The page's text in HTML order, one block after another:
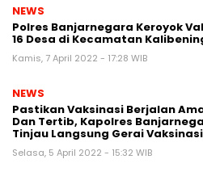
NEWS
Polres Banjarnegara Keroyok
16 Desa di Kecamatan
Kamis, 7 April 2022 - 17:28 WIB
NEWS
Pastikan Vaksinasi Berjalan
Dan Tertib, Kapolres
Tinjau Langsung Gerai Vaksinasi
Selasa, 5 April 2022 - 15:32 WIB